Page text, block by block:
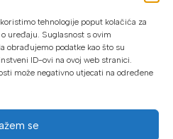
tehnologije poput kolačića za
uređaju. Suglasnost s ovim
obrađujemo podatke kao što su
ID-ovi na ovoj web stranici.
može negativno utjecati na određene
se
platiti:
ili do 24 rate